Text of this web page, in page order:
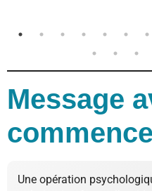
Message
Une opération